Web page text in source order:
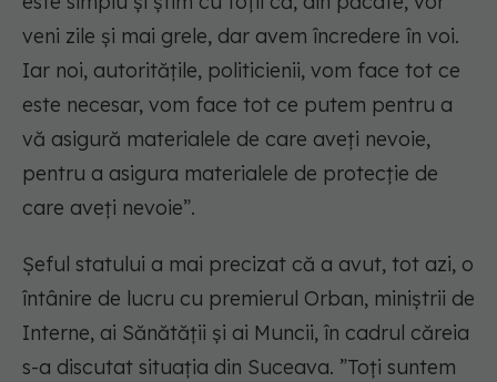
veni zile și mai grele, dar avem încredere în voi.
Iar noi, autoritățile, politicienii, vom face tot ce
este necesar, vom face tot ce putem pentru a
vă asigură materialele de care aveți nevoie,
pentru a asigura materialele de protecție de
care aveți nevoie”.
Șeful statului a mai precizat că a avut, tot azi, o
întânire de lucru cu premierul Orban, miniștrii de
Interne, ai Sănătății și ai Muncii, în cadrul căreia
s-a discutat situația din Suceava. ”Toți suntem